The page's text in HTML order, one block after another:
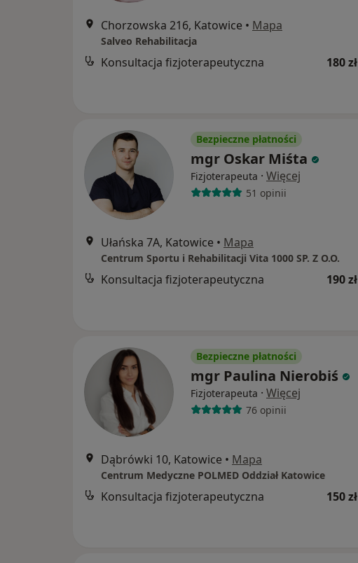
Chorzowska 216, Katowice • Mapa
Salveo Rehabilitacja
Konsultacja fizjoterapeutyczna 180 zł
Bezpieczne płatności
mgr Oskar Miśta
Fizjoterapeuta · Więcej
51 opinii
Ułańska 7A, Katowice • Mapa
Centrum Sportu i Rehabilitacji Vita 1000 SP. Z O.O.
Konsultacja fizjoterapeutyczna 190 zł
Bezpieczne płatności
mgr Paulina Nierobiś
Fizjoterapeuta · Więcej
76 opinii
Dąbrówki 10, Katowice • Mapa
Centrum Medyczne POLMED Oddział Katowice
Konsultacja fizjoterapeutyczna 150 zł